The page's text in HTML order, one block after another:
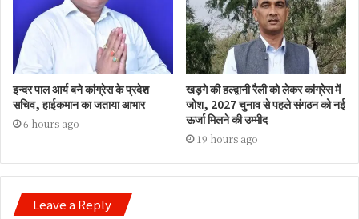
इन्दर पाल आर्य बने कांग्रेस के प्रदेश
सचिव, हाईकमान का जताया आभार
6 hours ago
खड़गे की हल्द्वानी रैली को लेकर कांग्रेस में
जोश, 2027 चुनाव से पहले संगठन को नई
ऊर्जा मिलने की उम्मीद
19 hours ago
Leave a Reply